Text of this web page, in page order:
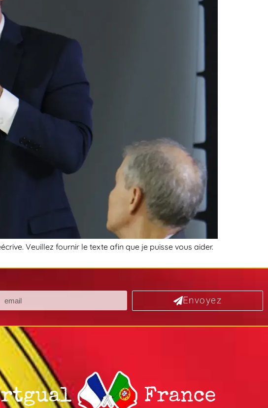
Veuillez fournir le texte afin que je puisse vous aider.
Envoyez